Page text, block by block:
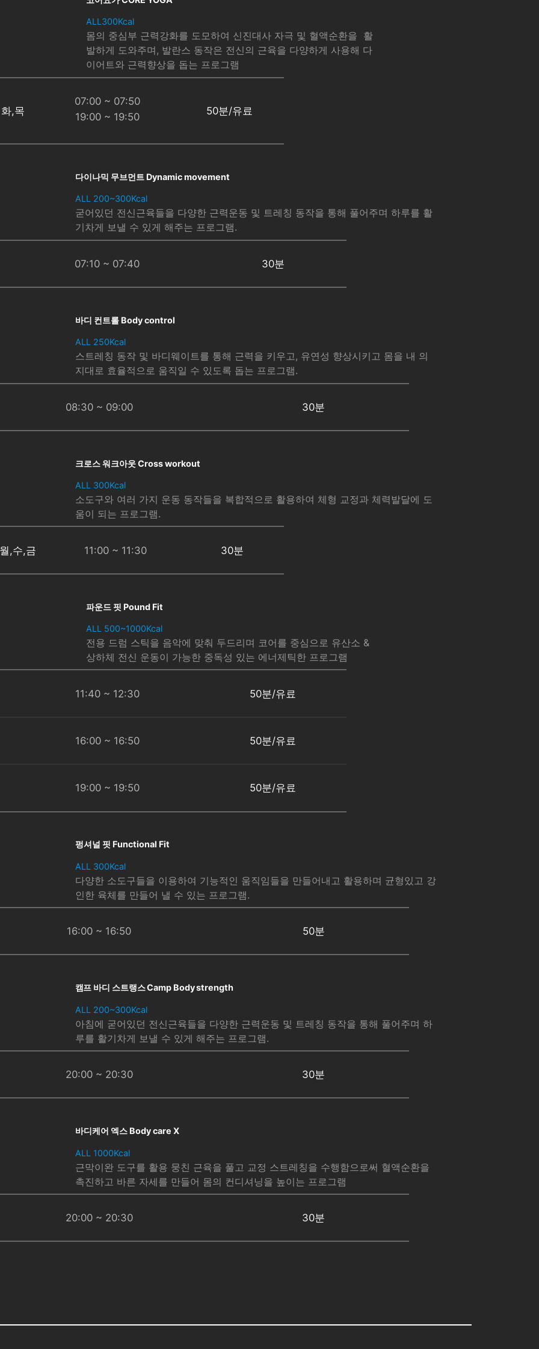
ALL300Kcal
몸의 중심부 근력강화를 도모하여 신진대사 자극 및 혈액순환을 활
발하게 도와주며, 발란스 동작은 전신의 근육을 다양하게 사용해 다
이어트와 근력향상을 돕는 프로그램
화,목
07:00 ~ 07:50
19:00 ~ 19:50
50분/유료
다이나믹 무브먼트 Dynamic movement
ALL 200~300Kcal
굳어있던 전신근육들을 다양한 근력운동 및 트레칭 동작을 통해 풀어주며 하루를 활
기차게 보낼 수 있게 해주는 프로그램.
07:10 ~ 07:40 30분
바디 컨트롤 Body control
ALL 250Kcal
스트레칭 동작 및 바디웨이트를 통해 근력을 키우고, 유연성 향상시키고 몸을 내 의
지대로 효율적으로 움직일 수 있도록 돕는 프로그램.
08:30 ~ 09:00 30분
크로스 워크아웃 Cross workout
ALL 300Kcal
소도구와 여러 가지 운동 동작들을 복합적으로 활용하여 체형 교정과 체력발달에 도
움이 되는 프로그램.
월,수,금 11:00 ~ 11:30 30분
파운드 핏 Pound Fit
ALL 500~1000Kcal
전용 드럼 스틱을 음악에 맞춰 두드리며 코어를 중심으로 유산소 &
상하체 전신 운동이 가능한 중독성 있는 에너제틱한 프로그램
11:40 ~ 12:30 50분/유료
16:00 ~ 16:50 50분/유료
19:00 ~ 19:50 50분/유료
펑셔널 핏 Functional Fit
ALL 300Kcal
다양한 소도구들을 이용하여 기능적인 움직임들을 만들어내고 활용하며 균형있고 강
인한 육체를 만들어 낼 수 있는 프로그램.
16:00 ~ 16:50 50분
캠프 바디 스트랭스 Camp Body strength
ALL 200~300Kcal
아침에 굳어있던 전신근육들을 다양한 근력운동 및 트레칭 동작을 통해 풀어주며 하
루를 활기차게 보낼 수 있게 해주는 프로그램.
20:00 ~ 20:30 30분
바디케어 엑스 Body care X
ALL 1000Kcal
근막이완 도구를 활용 뭉친 근육을 풀고 교정 스트레칭을 수행함으로써 혈액순환을
촉진하고 바른 자세를 만들어 몸의 컨디셔닝을 높이는 프로그램
20:00 ~ 20:30 30분